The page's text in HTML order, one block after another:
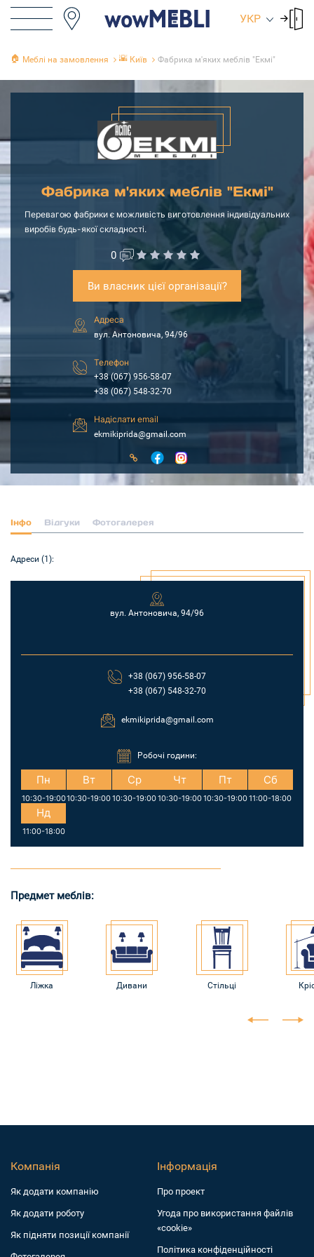
УКР
🏠 Меблі на замовлення 🌇 Київ Фабрика м'яких меблів "Екмі"
Фабрика м'яких меблів "Екмі"
Перевагою фабрики є можливість виготовлення індивідуальних
виробів будь-якої складності.
0
Ви власник цієї організації?
Адреса
вул. Антоновича, 94/96
Телефон
+38 (067) 956-58-07
+38 (067) 548-32-70
Надіслати email
ekmikiprida@gmail.com
Інфо Відгуки Фотогалерея
Адреси (1):
вул. Антоновича, 94/96
+38 (067) 956-58-07
+38 (067) 548-32-70
ekmikiprida@gmail.com
Робочі години:
Пн
10:30-19:00
Вт
10:30-19:00
Ср
10:30-19:00
Чт
10:30-19:00
Пт
10:30-19:00
Сб
11:00-18:00
Нд
11:00-18:00
Предмет меблів:
Ліжка Дивани Стільці
Компанія
Як додати компанiю
Як додати роботу
Як підняти позиції компанії
Інформація
Про проект
Угода про використання файлів
«cookie»
Політика конфіденційності